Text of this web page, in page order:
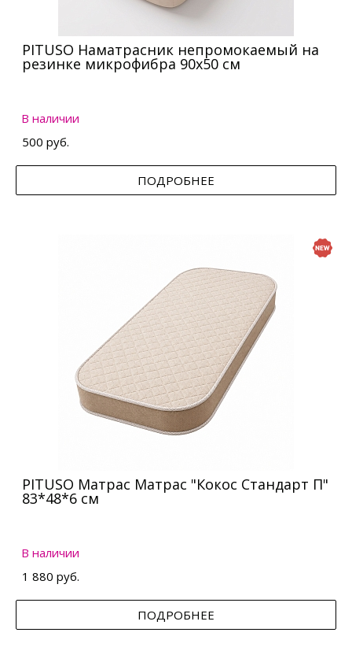
PITUSO Наматрасник непромокаемый на
резинке микрофибра 90х50 см
В наличии
500 руб.
ПОДРОБНЕЕ
PITUSO Матрас Матрас "Кокос Стандарт П"
83*48*6 см
В наличии
1 880 руб.
ПОДРОБНЕЕ